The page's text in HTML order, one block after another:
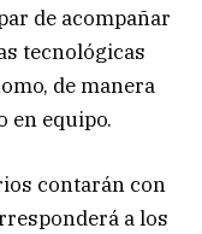
de acompañar
tecnológicas
de manera
en equipo.
contarán con
a los